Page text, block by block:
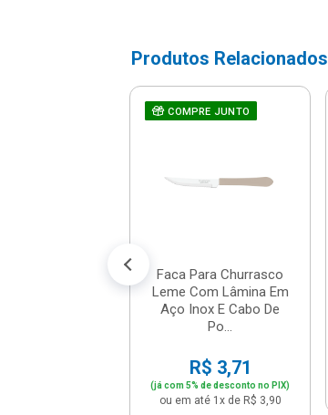
Produtos Relacionados
COMPRE JUNTO
Faca Para Churrasco
Leme Com Lâmina Em
Aço Inox E Cabo De
Po...
R$ 3,71
(já com 5% de desconto no PIX)
ou em até 1x de R$ 3,90